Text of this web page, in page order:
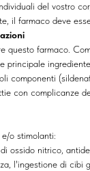
del vostro
il farmaco deve
questo farmaco.
principale
componenti
con complicanze
o stimolanti:
ossido nitrico,
l'ingestione di cibi